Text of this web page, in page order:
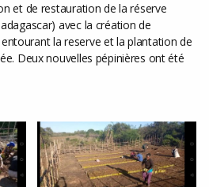
et de restauration de la réserve
avec la création de
la reserve et la plantation de
Deux nouvelles pépinières ont été